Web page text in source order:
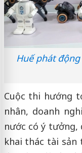
Huế phát
Cuộc thi hướng
nhân, doanh
nước có ý
khai thác tài sản